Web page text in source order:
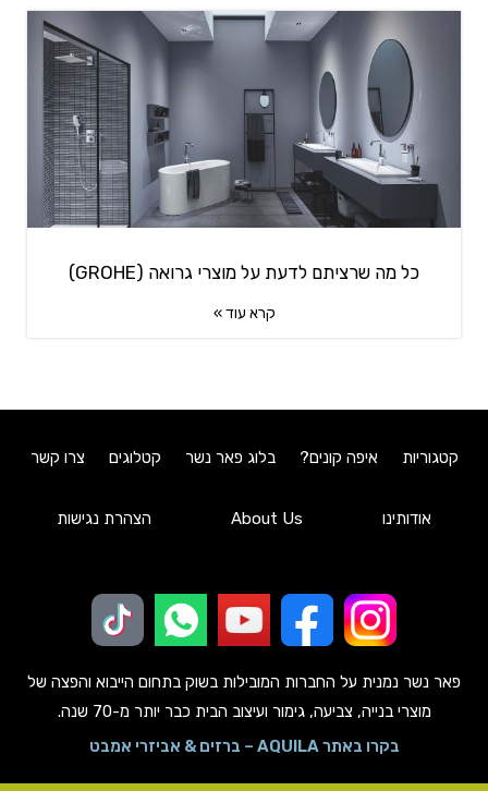
כל מה שרציתם לדעת על מוצרי גרואה (GROHE)
קרא עוד »
קטגוריות איפה קונים? בלוג פאר נשר קטלוגים צרו קשר
אודותינו About Us הצהרת נגישות
פאר נשר נמנית על החברות המובילות בשוק בתחום הייבוא והפצה של
מוצרי בנייה, צביעה, גימור ועיצוב הבית כבר יותר מ-70 שנה.
בקרו באתר AQUILA – ברזים & אביזרי אמבט